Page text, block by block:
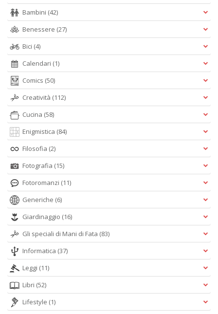
Bambini (42)
Benessere (27)
Bici (4)
Calendari (1)
Comics (50)
Creatività (112)
Cucina (58)
Enigmistica (84)
Filosofia (2)
Fotografia (15)
Fotoromanzi (11)
Generiche (6)
Giardinaggio (16)
Gli speciali di Mani di Fata (83)
Informatica (37)
Leggi (11)
Libri (52)
Lifestyle (1)